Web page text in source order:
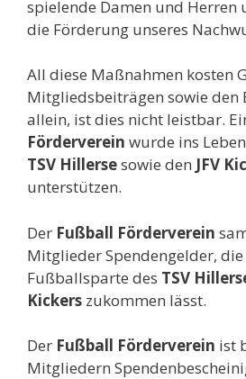
spielende Damen und Herren
die Förderung unseres
All diese Maßnahmen kosten
Mitgliedsbeiträgen sowie den
allein, ist dies nicht leistbar.
Förderverein wurde ins
TSV Hillersesowie den JFV
unterstützen.
Der Fußball Förderverein
Mitglieder Spendengelder,
Fußballsparte des TSV
Kickers zukommen lässt.
Der Fußball Förderverein ist
Mitgliedern